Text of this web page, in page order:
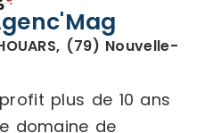
(79) Nouvelle-
plus de 10 ans
domaine de